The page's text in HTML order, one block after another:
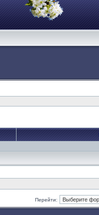
Перейти: